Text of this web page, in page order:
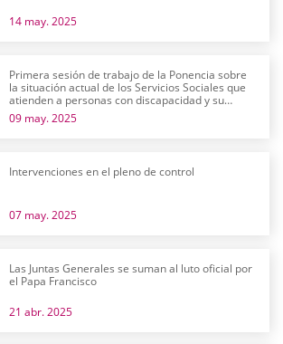
14 may. 2025
Primera sesión de trabajo de la Ponencia sobre
la situación actual de los Servicios Sociales que
atienden a personas con discapacidad y su
futuro
09 may. 2025
Intervenciones en el pleno de control
07 may. 2025
Las Juntas Generales se suman al luto oficial por
el Papa Francisco
21 abr. 2025